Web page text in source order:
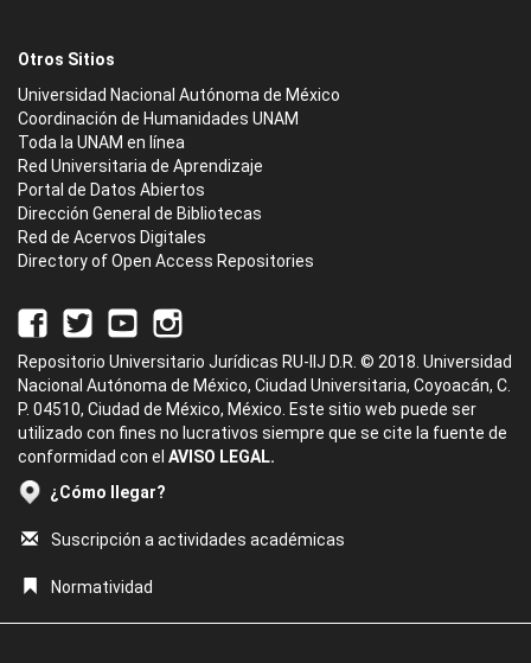
Otros Sitios
Universidad Nacional Autónoma de México
Coordinación de Humanidades UNAM
Toda la UNAM en línea
Red Universitaria de Aprendizaje
Portal de Datos Abiertos
Dirección General de Bibliotecas
Red de Acervos Digitales
Directory of Open Access Repositories
Repositorio Universitario Jurídicas RU-IIJ D.R. © 2018. Universidad
Nacional Autónoma de México, Ciudad Universitaria, Coyoacán, C.
P. 04510, Ciudad de México, México. Este sitio web puede ser
utilizado con fines no lucrativos siempre que se cite la fuente de
conformidad con el AVISO LEGAL.
¿Cómo llegar?
Suscripción a actividades académicas
Normatividad